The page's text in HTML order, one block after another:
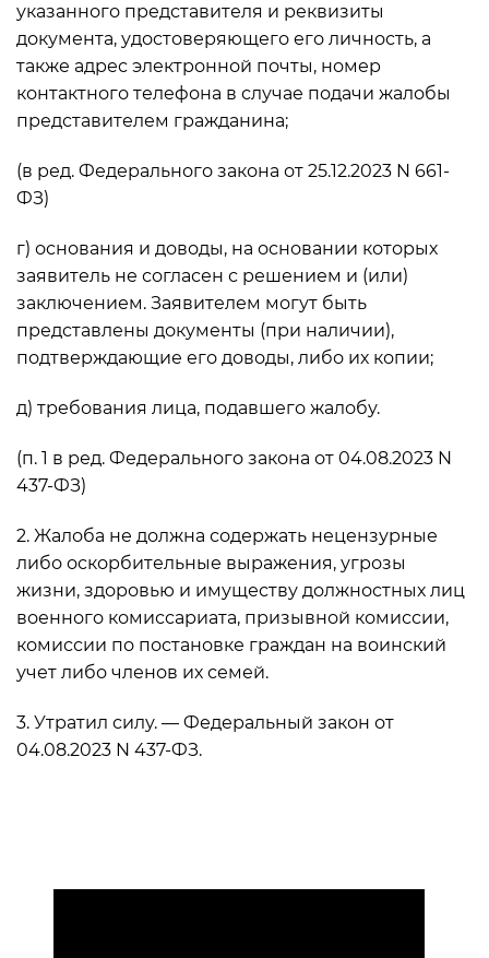
указанного представителя и реквизиты
документа, удостоверяющего его личность, а
также адрес электронной почты, номер
контактного телефона в случае подачи жалобы
представителем гражданина;
(в ред. Федерального закона от 25.12.2023 N 661-
ФЗ)
г) основания и доводы, на основании которых
заявитель не согласен с решением и (или)
заключением. Заявителем могут быть
представлены документы (при наличии),
подтверждающие его доводы, либо их копии;
д) требования лица, подавшего жалобу.
(п. 1 в ред. Федерального закона от 04.08.2023 N
437-ФЗ)
2. Жалоба не должна содержать нецензурные
либо оскорбительные выражения, угрозы
жизни, здоровью и имуществу должностных лиц
военного комиссариата, призывной комиссии,
комиссии по постановке граждан на воинский
учет либо членов их семей.
3. Утратил силу. — Федеральный закон от
04.08.2023 N 437-ФЗ.